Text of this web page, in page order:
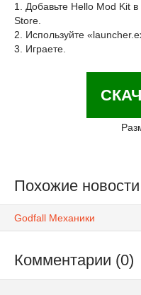
1. Добавьте Hello Mod Kit
Store.
2. Используйте
3. Играете.
Похожие новости
Godfall Механики
Комментарии (0)